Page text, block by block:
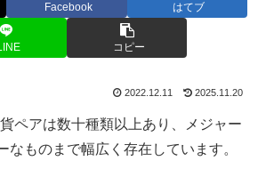
Facebook はてブ
コピー
2022.12.11 2025.11.20
ペアは数十種類以上あり、メジャー
なものまで幅広く存在しています。